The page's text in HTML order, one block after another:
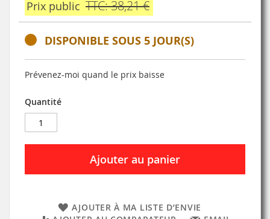
Prix public TTC: 38,21 €
DISPONIBLE SOUS 5 JOUR(S)
Prévenez-moi quand le prix baisse
Quantité
Ajouter au panier
AJOUTER À MA LISTE D’ENVIE